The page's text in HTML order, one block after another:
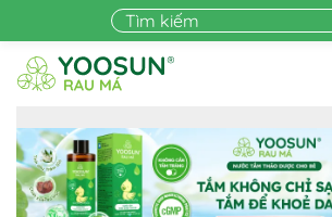
Skip to main content